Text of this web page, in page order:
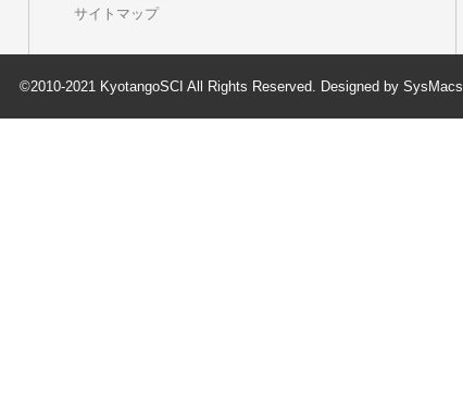
サイトマップ
©2010-2021 KyotangoSCI All Rights Reserved. Designed by SysMacs